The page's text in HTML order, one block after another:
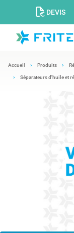
DEVIS
Accueil Produits
Séparateurs d'huile et